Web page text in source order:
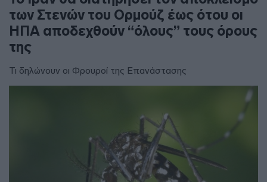
των Στενών του Ορμούζ έως ότου οι
ΗΠΑ αποδεχθούν “όλους” τους όρους
της
Τι δηλώνουν οι Φρουροί της Επανάστασης